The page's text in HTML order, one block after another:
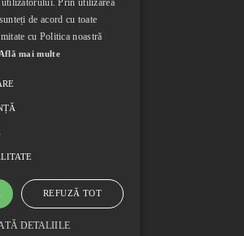
utilizatorului. Prin utilizarea
de acord cu toate
cu Politica noastră
Află mai multe
REFUZĂ TOT
DETALIILE